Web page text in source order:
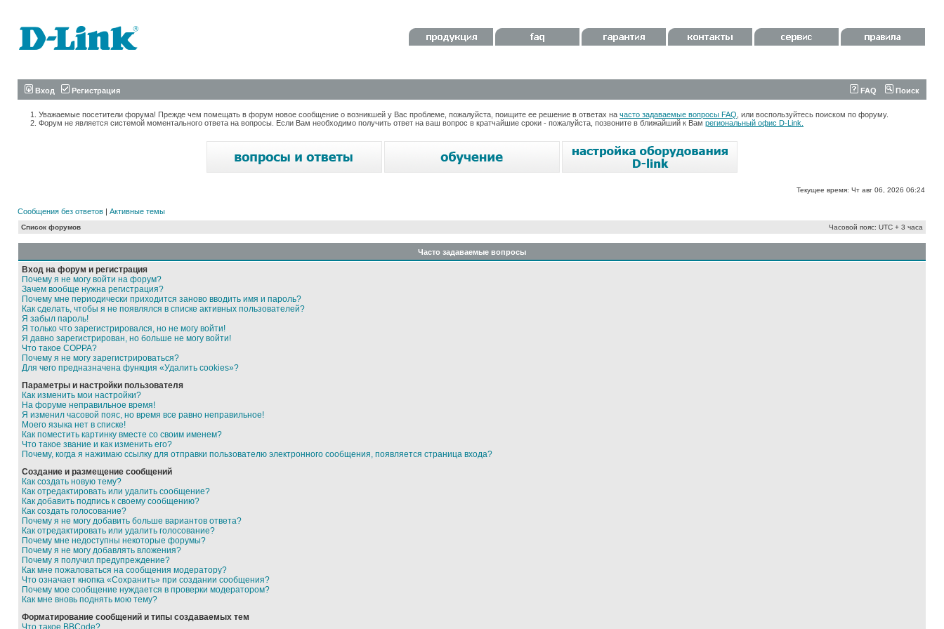
Вход Регистрация FAQ Поиск
Уважаемые посетители форума! Прежде чем помещать в форум новое сообщение о возникшей у Вас проблеме, пожалуйста, поищите ее решение в ответах на часто задаваемые вопросы FAQ , или воспользуйтесь поиском по форуму.
Форум не является системой моментального ответа на вопросы. Если Вам необходимо получить ответ на ваш вопрос в кратчайшие сроки - пожалуйста, позвоните в ближайший к Вам региональный офис D-Link.
Текущее время: Чт авг 06, 2026 06:24
Сообщения без ответов | Активные темы
Список форумов Часовой пояс: UTC + 3 часа
Часто задаваемые вопросы
Вход на форум и регистрация
Почему я не могу войти на форум?
Зачем вообще нужна регистрация?
Почему мне периодически приходится заново вводить имя и пароль?
Как сделать, чтобы я не появлялся в списке активных пользователей?
Я забыл пароль!
Я только что зарегистрировался, но не могу войти!
Я давно зарегистрирован, но больше не могу войти!
Что такое COPPA?
Почему я не могу зарегистрироваться?
Для чего предназначена функция «Удалить cookies»?
Параметры и настройки пользователя
Как изменить мои настройки?
На форуме неправильное время!
Я изменил часовой пояс, но время все равно неправильное!
Моего языка нет в списке!
Как поместить картинку вместе со своим именем?
Что такое звание и как изменить его?
Почему, когда я нажимаю ссылку для отправки пользователю электронного сообщения, появляется страница входа?
Создание и размещение сообщений
Как создать новую тему?
Как отредактировать или удалить сообщение?
Как добавить подпись к своему сообщению?
Как создать голосование?
Почему я не могу добавить больше вариантов ответа?
Как отредактировать или удалить голосование?
Почему мне недоступны некоторые форумы?
Почему я не могу добавлять вложения?
Почему я получил предупреждение?
Как мне пожаловаться на сообщения модератору?
Что означает кнопка «Сохранить» при создании сообщения?
Почему мое сообщение нуждается в проверки модератором?
Как мне вновь поднять мою тему?
Форматирование сообщений и типы создаваемых тем
Что такое BBCode?